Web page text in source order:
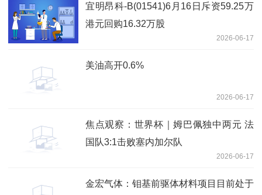
宜明昂科-B(01541)6月16日斥资59.25万
港元回购16.32万股
2026-06-17
美油高开0.6%
2026-06-17
焦点观察：世界杯｜姆巴佩独中两元 法
国队3:1击败塞内加尔队
2026-06-17
金宏气体：钼基前驱体材料项目目前处于